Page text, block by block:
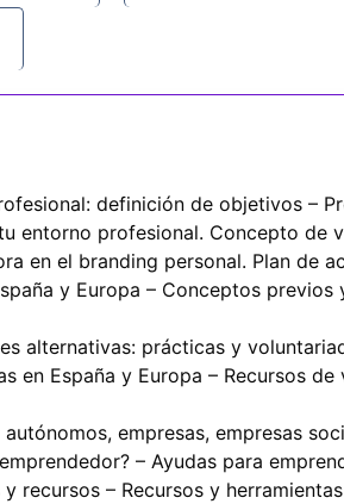
definición de objetivos –
entorno profesional. Concepto de
en el branding personal. Plan de
y Europa – Conceptos previos
alternativas: prácticas y
en España y Europa – Recursos
empresas, empresas
– Ayudas para
y recursos – Recursos y